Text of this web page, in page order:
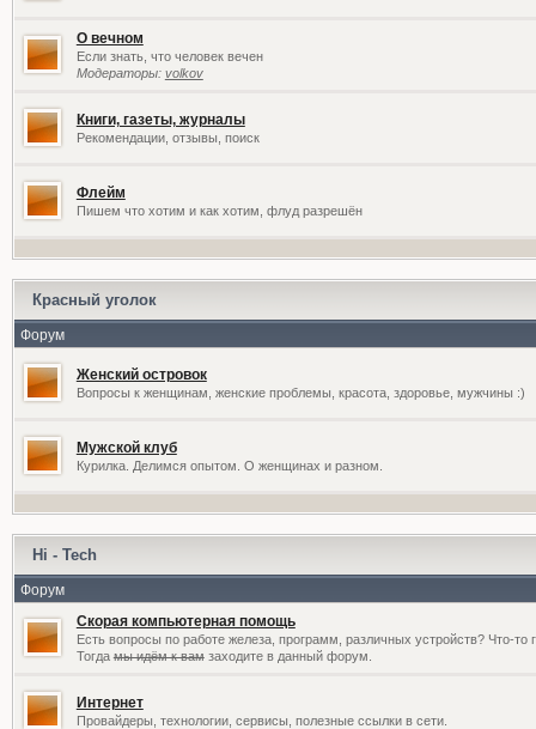
О вечном
Если знать, что человек вечен
Модераторы: volkov
Книги, газеты, журналы
Рекомендации, отзывы, поиск
Флейм
Пишем что хотим и как хотим, флуд разрешён
Красный уголок
Форум
Женский островок
Вопросы к женщинам, женские проблемы, красота, здоровье, мужчины :)
Мужской клуб
Курилка. Делимся опытом. О женщинах и разном.
Hi - Tech
Форум
Скорая компьютерная помощь
Есть вопросы по работе железа, программ, различных устройств? Что-то
Тогдамы идём к вамзаходите в данный форум.
Интернет
Провайдеры, технологии, сервисы, полезные ссылки в сети.